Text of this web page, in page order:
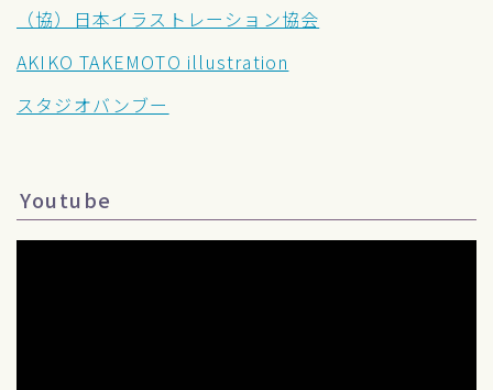
（協）日本イラストレーション協会
AKIKO TAKEMOTO illustration
スタジオバンブー
Youtube